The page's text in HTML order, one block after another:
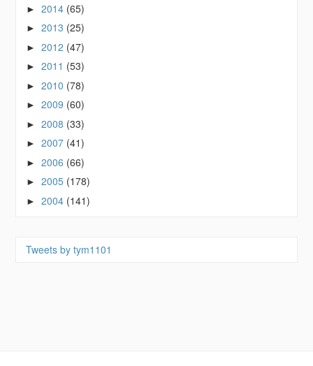
►2014 (65)
►2013 (25)
►2012 (47)
►2011 (53)
►2010 (78)
►2009 (60)
►2008 (33)
►2007 (41)
►2006 (66)
►2005 (178)
►2004 (141)
Tweets by tym1101